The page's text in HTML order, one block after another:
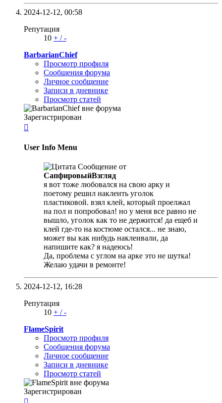
2024-12-12, 00:58
Репутация
10 + /-
BarbarianChief
Просмотр профиля
Сообщения форума
Личное сообщение
Записи в дневнике
Просмотр статей
Зарегистрирован

User Info Menu
Сообщение от
СапфировыйВзгляд
я вот тоже любовался на свою арку и
поетому решил наклеить уголок
пластиковой. взял клей, который проелжал
на пол и попробовал! но у меня все равно не
вышло, уголок как то не держится! да ещеб и
клей где-то на костюме остался... не знаю,
может вы как нибудь наклеивали, да
напишите как? я надеюсь!
Да, проблема с углом на арке это не шутка!
Желаю удачи в ремонте!
2024-12-12, 16:28
Репутация
10 + /-
FlameSpirit
Просмотр профиля
Сообщения форума
Личное сообщение
Записи в дневнике
Просмотр статей
Зарегистрирован